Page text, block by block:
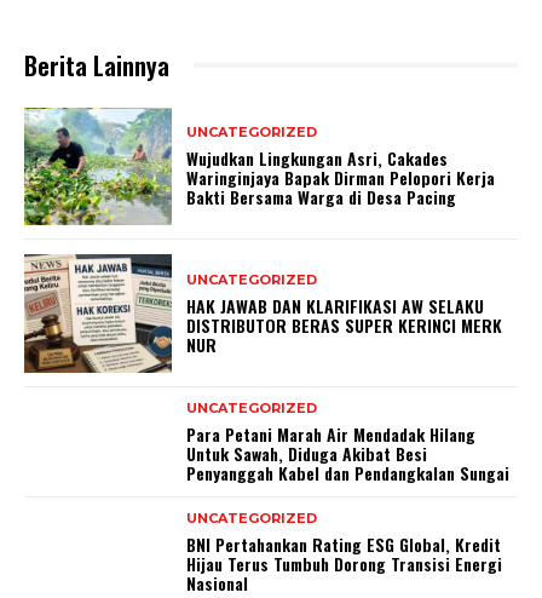
Berita Lainnya
UNCATEGORIZED
Wujudkan Lingkungan Asri, Cakades
Waringinjaya Bapak Dirman Pelopori Kerja
Bakti Bersama Warga di Desa Pacing
UNCATEGORIZED
HAK JAWAB DAN KLARIFIKASI AW SELAKU
DISTRIBUTOR BERAS SUPER KERINCI MERK
NUR
UNCATEGORIZED
Para Petani Marah Air Mendadak Hilang
Untuk Sawah, Diduga Akibat Besi
Penyanggah Kabel dan Pendangkalan Sungai
UNCATEGORIZED
BNI Pertahankan Rating ESG Global, Kredit
Hijau Terus Tumbuh Dorong Transisi Energi
Nasional